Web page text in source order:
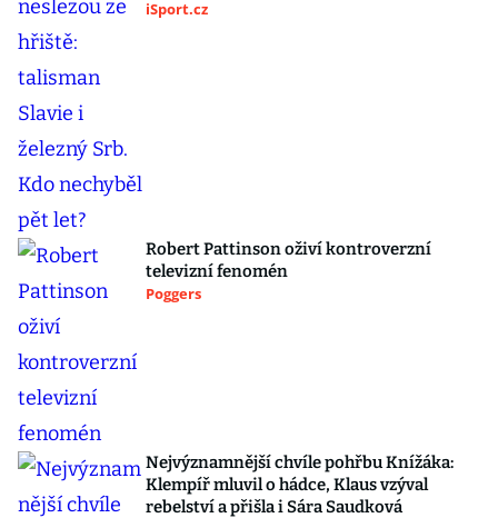
iSport.cz
Robert Pattinson oživí kontroverzní
televizní fenomén
Poggers
Nejvýznamnější chvíle pohřbu Knížáka:
Klempíř mluvil o hádce, Klaus vzýval
rebelství a přišla i Sára Saudková